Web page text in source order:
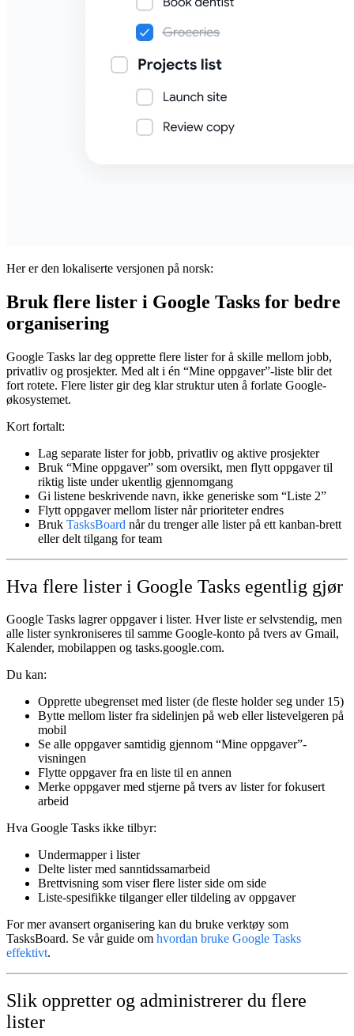
Her er den lokaliserte versjonen på norsk:
Bruk flere lister i Google Tasks for bedre
organisering
Google Tasks lar deg opprette flere lister for å skille mellom jobb,
privatliv og prosjekter. Med alt i én “Mine oppgaver”-liste blir det
fort rotete. Flere lister gir deg klar struktur uten å forlate Google-
økosystemet.
Kort fortalt:
Lag separate lister for jobb, privatliv og aktive prosjekter
Bruk “Mine oppgaver” som oversikt, men flytt oppgaver til
riktig liste under ukentlig gjennomgang
Gi listene beskrivende navn, ikke generiske som “Liste 2”
Flytt oppgaver mellom lister når prioriteter endres
Bruk TasksBoard når du trenger alle lister på ett kanban-brett
eller delt tilgang for team
Hva flere lister i Google Tasks egentlig gjør
Google Tasks lagrer oppgaver i lister. Hver liste er selvstendig, men
alle lister synkroniseres til samme Google-konto på tvers av Gmail,
Kalender, mobilappen og tasks.google.com.
Du kan:
Opprette ubegrenset med lister(de fleste holder seg under 15)
Bytte mellom listerfra sidelinjen på web eller listevelgeren på
mobil
Se alle oppgaver samtidig gjennom “Mine oppgaver”-
visningen
Flytte oppgaverfra en liste til en annen
Merke oppgavermed stjerne på tvers av lister for fokusert
arbeid
Hva Google Tasks ikke tilbyr:
Undermapper i lister
Delte lister med sanntidssamarbeid
Brettvisning som viser flere lister side om side
Liste-spesifikke tilganger eller tildeling av oppgaver
For mer avansert organisering kan du bruke verktøy som
TasksBoard. Se vår guide om hvordan bruke Google Tasks
effektivt.
Slik oppretter og administrerer du flere
lister